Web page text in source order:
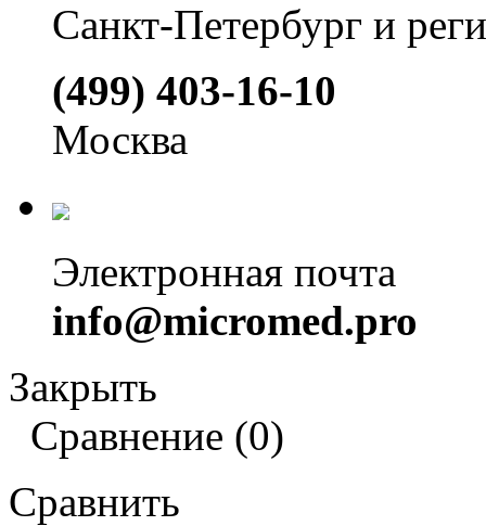
Санкт-Петербург и
(499) 403-16-10
Москва
Электронная почта
info@micromed.pro
Закрыть
Сравнение (0)
Сравнить